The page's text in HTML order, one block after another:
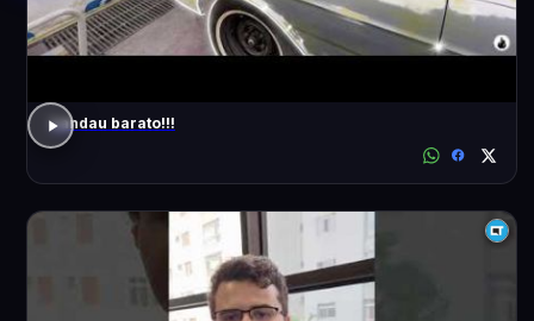
Landau barato!!!